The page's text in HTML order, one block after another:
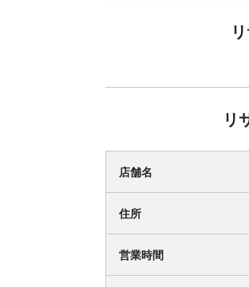
リ
店舗名
住所
営業時間